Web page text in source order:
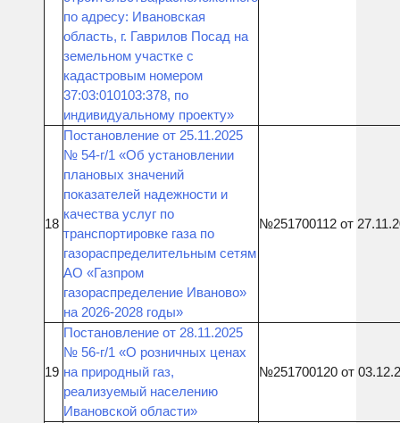
по адресу: Ивановская
область, г. Гаврилов Посад на
земельном участке с
кадастровым номером
37:03:010103:378, по
индивидуальному проекту»
18
Постановление от 25.11.2025
№ 54-г/1 «Об установлении
плановых значений
показателей надежности и
качества услуг по
транспортировке газа по
газораспределительным сетям
АО «Газпром
газораспределение Иваново»
на 2026-2028 годы»
№251700112 от
19
Постановление от 28.11.2025
№ 56-г/1 «О розничных ценах
на природный газ,
реализуемый населению
Ивановской области»
№251700120 от